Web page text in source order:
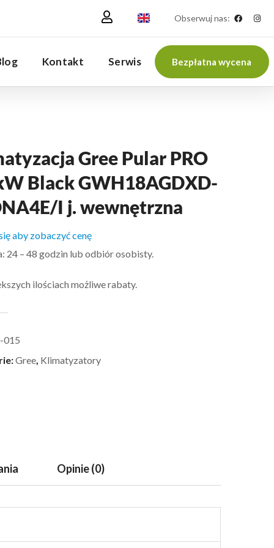
Obserwuj nas:
Kontakt Serwis Bezpłatna wycena
Gree Pular PRO
Black GWH18AGDXD-
I j. wewnętrzna
aby zobaczyć cenę
24 – 48 godzin lub odbiór osobisty.
ilościach możliwe rabaty.
015
Gree, Klimatyzatory
Opinie (0)